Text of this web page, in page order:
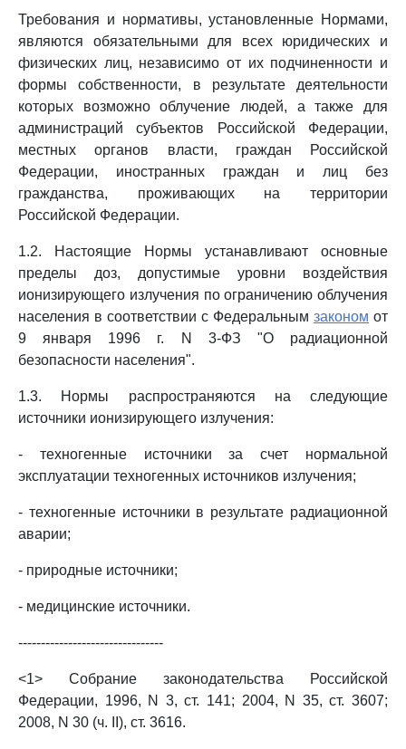
Требования и нормативы, установленные Нормами,
являются обязательными для всех юридических и
физических лиц, независимо от их подчиненности и
формы собственности, в результате деятельности
которых возможно облучение людей, а также для
администраций субъектов Российской Федерации,
местных органов власти, граждан Российской
Федерации, иностранных граждан и лиц без
гражданства, проживающих на территории
Российской Федерации.
1.2. Настоящие Нормы устанавливают основные
пределы доз, допустимые уровни воздействия
ионизирующего излучения по ограничению облучения
населения в соответствии с Федеральным законом от
9 января 1996 г. N 3-ФЗ "О радиационной
безопасности населения".
1.3. Нормы распространяются на следующие
источники ионизирующего излучения:
- техногенные источники за счет нормальной
эксплуатации техногенных источников излучения;
- техногенные источники в результате радиационной
аварии;
- природные источники;
- медицинские источники.
--------------------------------
<1> Собрание законодательства Российской
Федерации, 1996, N 3, ст. 141; 2004, N 35, ст. 3607;
2008, N 30 (ч. II), ст. 3616.